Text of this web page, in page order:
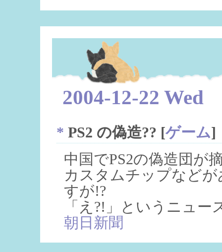
2004-12-22 Wed
* PS2 の偽造?? [ゲーム]
中国でPS2の偽造団が
カスタムチップなど
すが!?
「え?!」というニュー
朝日新聞